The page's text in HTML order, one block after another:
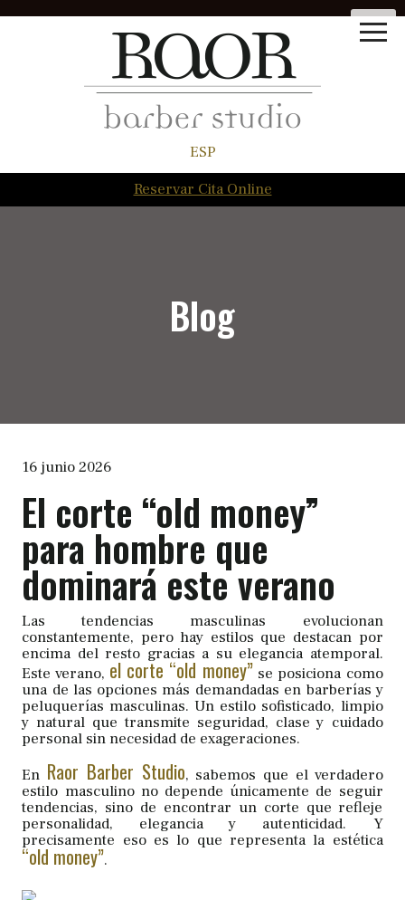
ESP
Reservar Cita Online
Blog
16 junio 2026
El corte “old money”
para hombre que
dominará este verano
Las tendencias masculinas evolucionan
constantemente, pero hay estilos que destacan por
encima del resto gracias a su elegancia atemporal.
Este verano, el corte “old money”se posiciona como
una de las opciones más demandadas en barberías y
peluquerías masculinas. Un estilo sofisticado, limpio
y natural que transmite seguridad, clase y cuidado
personal sin necesidad de exageraciones.
En Raor Barber Studio, sabemos que el verdadero
estilo masculino no depende únicamente de seguir
tendencias, sino de encontrar un corte que refleje
personalidad, elegancia y autenticidad. Y
precisamente eso es lo que representa la estética
“old money”.